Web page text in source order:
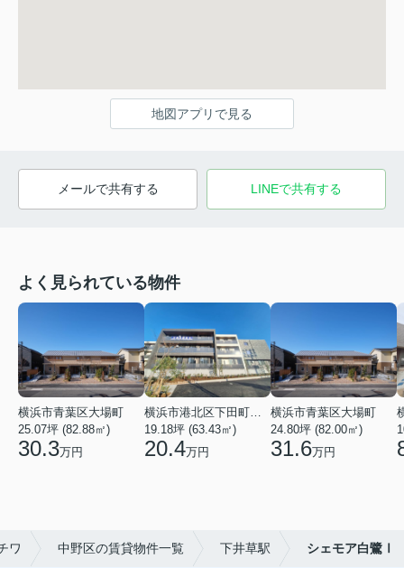
地図アプリで見る
メールで共有する LINEで共有する
よく見られている物件
横浜市青葉区大場町
25.07坪 (82.88㎡)
30.3万円
19.18坪 (63.43㎡)
20.4万円
横浜市青葉区大場町
24.80坪 (82.00㎡)
31.6万円
ワ 中野区の賃貸物件一覧 下井草駅 シェモア白鷺Ⅰ